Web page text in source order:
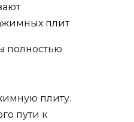
плит
полностью
плиту.
пути к